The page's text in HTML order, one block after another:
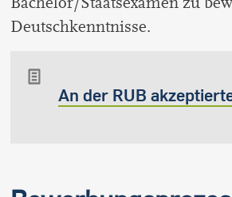
Deutschkenntnisse.
An der RUB